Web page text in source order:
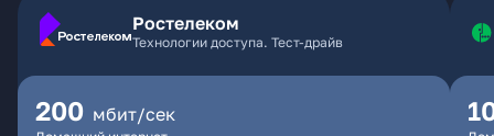
Ростелеком
Технологии доступа. Тест-драйв
200 мбит/сек